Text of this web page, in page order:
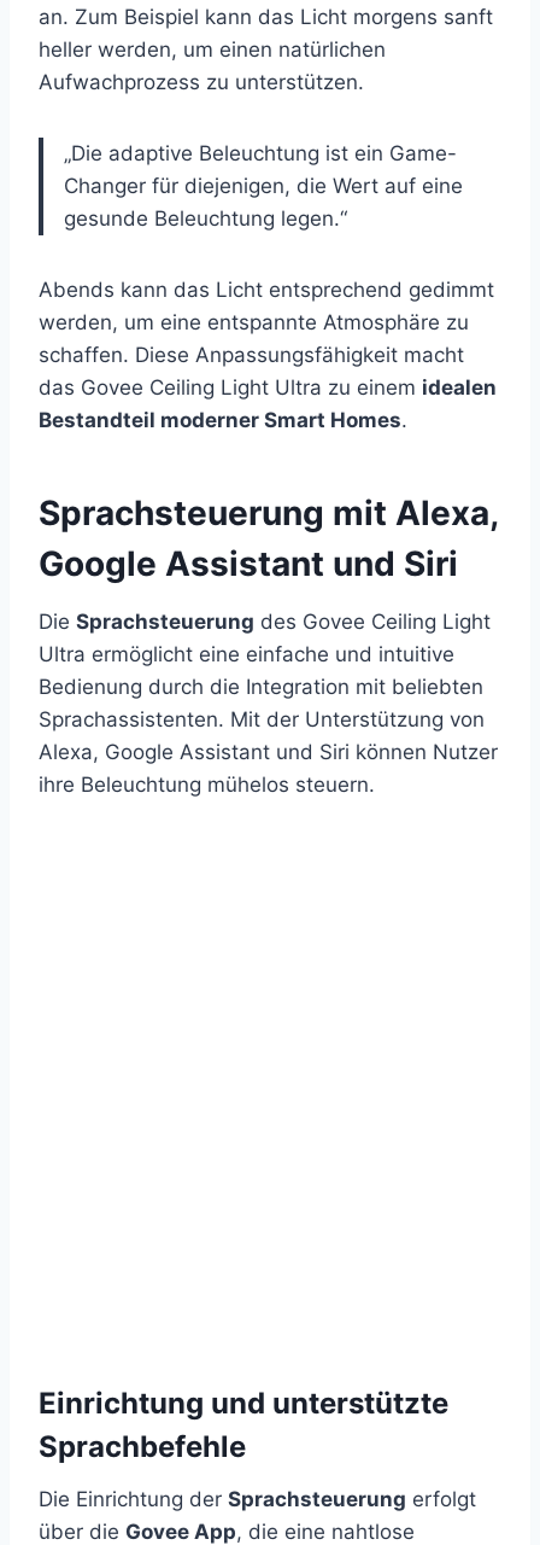
an. Zum Beispiel kann das Licht morgens sanft
heller werden, um einen natürlichen
Aufwachprozess zu unterstützen.
„Die adaptive Beleuchtung ist ein Game-
Changer für diejenigen, die Wert auf eine
gesunde Beleuchtung legen.“
Abends kann das Licht entsprechend gedimmt
werden, um eine entspannte Atmosphäre zu
schaffen. Diese Anpassungsfähigkeit macht
das Govee Ceiling Light Ultra zu einem idealen
Bestandteil moderner Smart Homes.
Sprachsteuerung mit Alexa,
Google Assistant und Siri
Die Sprachsteuerung des Govee Ceiling Light
Ultra ermöglicht eine einfache und intuitive
Bedienung durch die Integration mit beliebten
Sprachassistenten. Mit der Unterstützung von
Alexa, Google Assistant und Siri können Nutzer
ihre Beleuchtung mühelos steuern.
Einrichtung und unterstützte
Sprachbefehle
Die Einrichtung der Sprachsteuerung erfolgt
über die Govee App, die eine nahtlose